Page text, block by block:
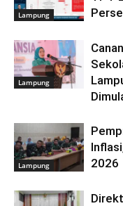
Lampung
Lampung
Lampung
2026